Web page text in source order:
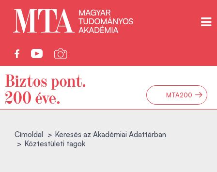
MTA200 →
Címoldal
Keresés az Akadémiai Adattárban
Köztestületi tagok